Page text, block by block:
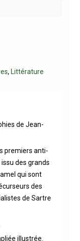
, Littérature
de Jean-
premiers anti-
des grands
qui sont
des
de Sartre
illustrée.